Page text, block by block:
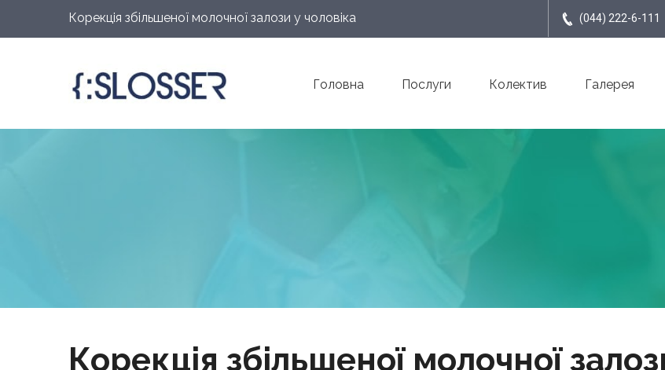
Корекція збільшеної молочної залози у чоловіка (044) 222-6-111
Головна Послуги Колектив Галерея
Корекція збільшеної молочної